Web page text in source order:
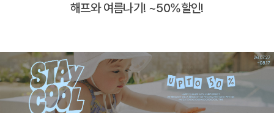
해프와 여름나기! ~50%할인!